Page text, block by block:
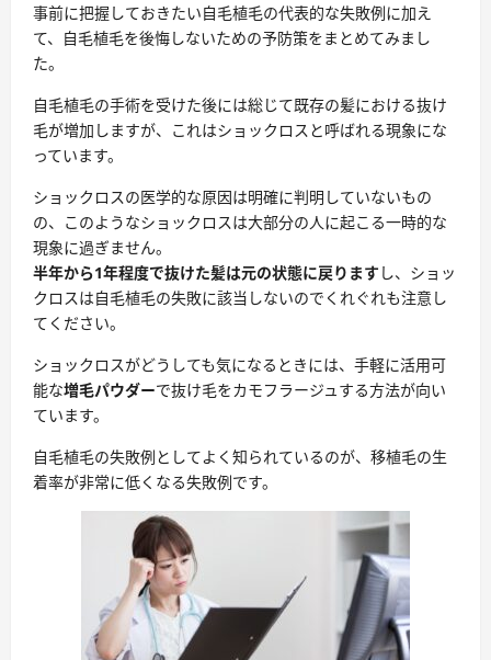
事前に把握しておきたい自毛植毛の代表的な失敗例に加え
て、自毛植毛を後悔しないための予防策をまとめてみまし
た。
自毛植毛の手術を受けた後には総じて既存の髪における抜け
毛が増加しますが、これはショックロスと呼ばれる現象にな
っています。
ショックロスの医学的な原因は明確に判明していないもの
の、このようなショックロスは大部分の人に起こる一時的な
現象に過ぎません。
半年から1年程度で抜けた髪は元の状態に戻ります し、 ショッ
クロスは自毛植毛の失敗に該当しないのでくれぐれも注意し
てください。
ショックロスがどうしても気になるときには、手軽に活用可
能な増毛パウダーで抜け毛をカモフラージュする方法が向い
ています。
自毛植毛の失敗例としてよく知られているのが、 移植毛の生
着率が非常に低くなる失敗例です。